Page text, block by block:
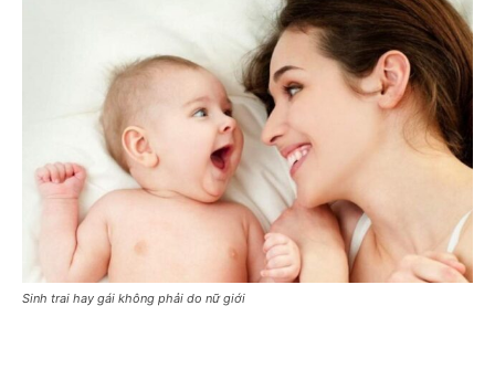
Sinh trai hay gái không phải do nữ giới